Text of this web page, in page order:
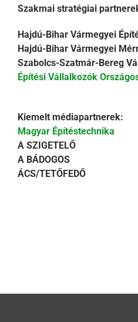
Szakmai stratégiai
Hajdú-Bihar Vármegyei
Hajdú-Bihar Vármegyei
Szabolcs-Szatmár-Bereg
Építési Vállalkozók
Kiemelt médiapartnerek:
Magyar Építéstechnika
A SZIGETELŐ
A BÁDOGOS
ÁCS/TETŐFEDŐ